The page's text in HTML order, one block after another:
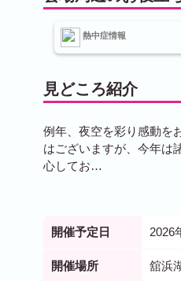
熱中症情報
見どころ紹介
例年、夜空を彩り感動を
はございますが、今年は
心してお…
開催予定日 2026
開催場所 舘浜